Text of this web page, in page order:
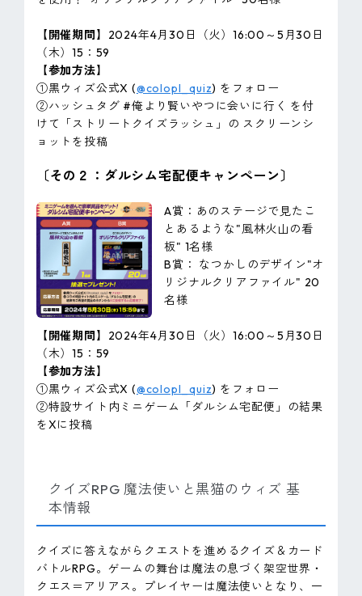
【開催期間】 2024年4月30日（火）16:00～5月30日
（木）15：59
【参加方法】
①黒ウィズ公式X (@colopl_quiz) をフォロー
②ハッシュタグ #俺より賢いやつに会いに行く を付
けて「ストリートクイズラッシュ」の スクリーンシ
ョットを投稿
〔その２：ダルシム宅配便キャンペーン〕
A賞：あのステージで見たこ
とあるような"風林火山の看
板" 1名様
B賞： なつかしのデザイン"オ
リジナルクリアファイル" 20
名様
【開催期間】 2024年4月30日（火）16:00～5月30日
（木）15：59
【参加方法】
①黒ウィズ公式X (@colopl_quiz) をフォロー
②特設サイト内ミニゲーム「ダルシム宅配便」の結果
をXに投稿
クイズRPG 魔法使いと黒猫のウィズ 基
本情報
クイズに答えながらクエストを進めるクイズ＆カード
バトルRPG。ゲームの舞台は魔法の息づく架空世界・
クエス＝アリアス。プレイヤーは魔法使いとなり、一